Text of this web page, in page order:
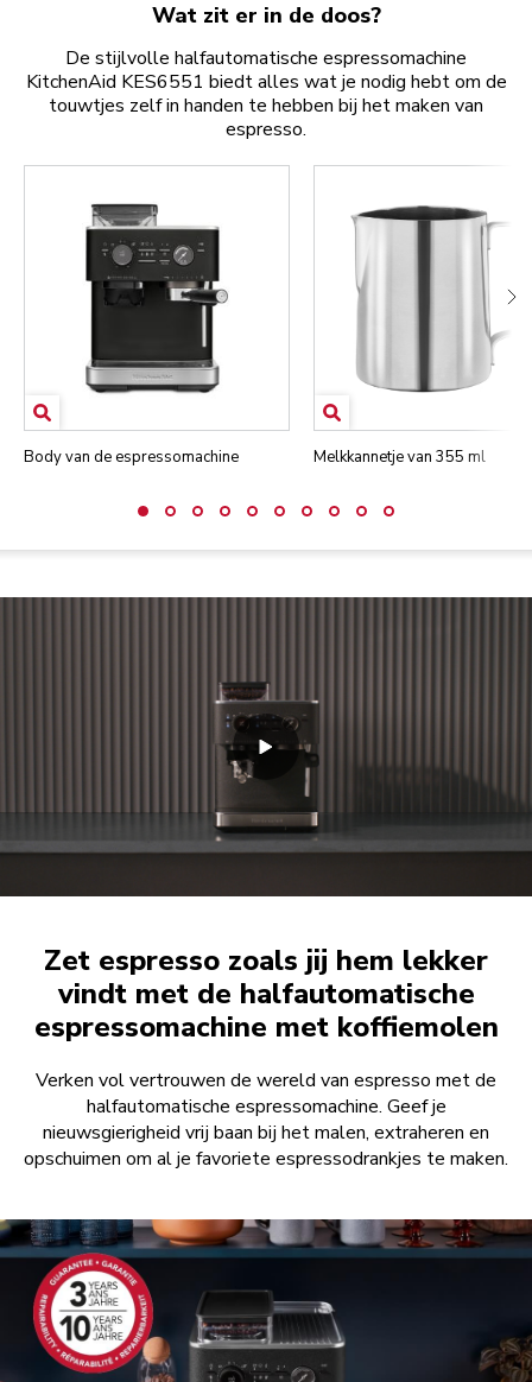
Wat zit er in de doos?
De stijlvolle halfautomatische espressomachine
KitchenAid KES6551 biedt alles wat je nodig hebt om de
touwtjes zelf in handen te hebben bij het maken van
espresso.
Body van de espressomachine Melkkannetje van 355 ml
Zet espresso zoals jij hem lekker
vindt met de halfautomatische
espressomachine met koffiemolen
Verken vol vertrouwen de wereld van espresso met de
halfautomatische espressomachine. Geef je
nieuwsgierigheid vrij baan bij het malen, extraheren en
opschuimen om al je favoriete espressodrankjes te maken.